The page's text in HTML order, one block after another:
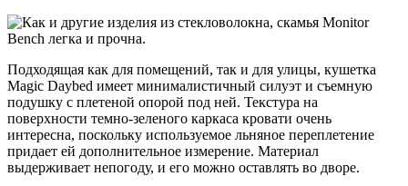
Подходящая как для помещений, так и для улицы, кушетка
Magic Daybed имеет минималистичный силуэт и съемную
подушку с плетеной опорой под ней. Текстура на
поверхности темно-зеленого каркаса кровати очень
интересна, поскольку используемое льняное переплетение
придает ей дополнительное измерение. Материал
выдерживает непогоду, и его можно оставлять во дворе.